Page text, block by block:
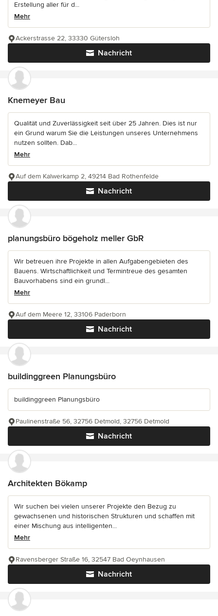
Erstellung aller für d...
Mehr
Nachricht
Ackerstrasse 22, 33330 Gütersloh
Knemeyer Bau
Qualität und Zuverlässigkeit seit über 25 Jahren. Dies ist nur
ein Grund warum Sie die Leistungen unseres Unternehmens
nutzen sollten. Dab...
Mehr
Nachricht
Auf dem Kalwerkamp 2, 49214 Bad Rothenfelde
planungsbüro bögeholz meller GbR
Wir betreuen ihre Projekte in allen Aufgabengebieten des
Bauens. Wirtschaftlichkeit und Termintreue des gesamten
Bauvorhabens sind ein grundl...
Mehr
Nachricht
Auf dem Meere 12, 33106 Paderborn
buildinggreen Planungsbüro
buildinggreen Planungsbüro
Nachricht
Paulinenstraße 56, 32756 Detmold, 32756 Detmold
Architekten Bökamp
Wir suchen bei vielen unserer Projekte den Bezug zu
gewachsenen und historischen Strukturen und schaffen mit
einer Mischung aus intelligenten...
Mehr
Nachricht
Ravensberger Straße 16, 32547 Bad Oeynhausen